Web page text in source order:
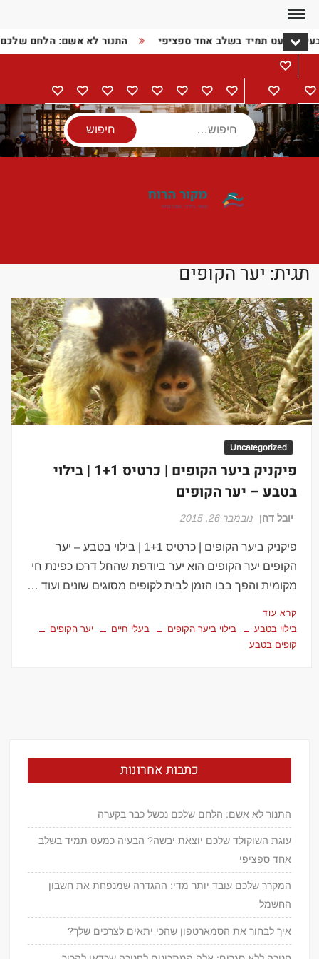
Skip
content
התנור לא אשם: הלחם כמעט תמיד בשלב אחד ספציפי
דף
הבית
מתכונים
בישול הורים
וילדים
מתנותמוצרי
חשמל
טיוליםאודותצור
קשר
מדיניות
פרטיות
הצהרת
נגישות
חיפוש
תגית: יער הקופים
Uncategorized
פיקניק ביער הקופים | כרטיס 1+1 | בילוי
בטבע – יער הקופים
יובל דהן נובמבר 26, 2015
פיקניק ביער הקופים | כרטיס 1+1 | בילוי בטבע – יער
הקופים יער הקופים הוא יער ביודפת שהחל דרכו כפינת חי
מקומית והפך בבו הזמן לבית לקופים מסוגים שונים ועוד …
קרא עוד
בילוי בטבע בילוי ביער הקופים בעלי חיים
יער הקופים
קופים בטבע
כתבות אחרונות
התנור לא אשם: הלחם שלכם נכשל כבר בקערה
עוגת השוקולד שלכם יוצאת יבשה? הבעיה כמעט תמיד בשלב
אחד ספציפי
המקרר שלכם עובד יותר מדי: ההגדרה שמנפחת את חשבון
החשמל
איך לבחור את הסמארטפון שהכי יתאים לצרכים שלך?